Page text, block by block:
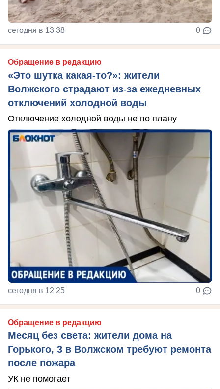
сегодня в 13:38 0
Обращение в редакцию
«Это шутка какая-то?»: жители
Волжского страдают из‑за ежедневных
отключений холодной воды
Отключение холодной воды не по плану
сегодня в 12:25 0
Обращение в редакцию
Месяц без света: жители дома на
Горького, 3 в Волжском требуют ремонта
после пожара
УК не помогает